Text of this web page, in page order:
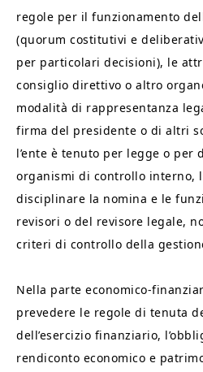
regole per il funzionamento
(quorum costitutivi e
per particolari decisioni), le
consiglio direttivo o altro
modalità di rappresentanza
firma del presidente o di altri
l’ente è tenuto per legge o per
organismi di controllo interno,
disciplinare la nomina e le
revisori o del revisore legale,
criteri di controllo della
Nella parte
prevedere le regole di tenuta
dell’esercizio finanziario,
rendiconto economico e